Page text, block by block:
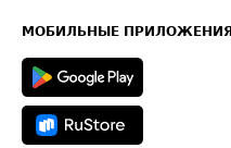
Техническая информация
МОБИЛЬНЫЕ ПРИЛОЖЕНИЯ